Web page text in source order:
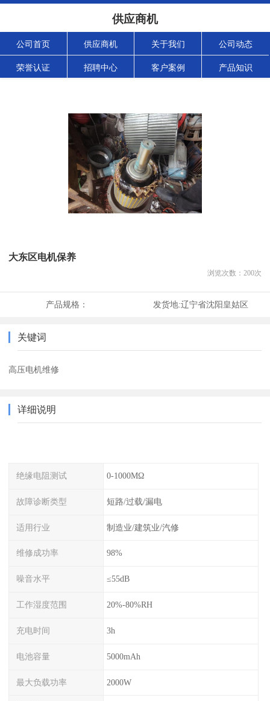
供应商机
公司首页 供应商机 关于我们 公司动态
荣誉认证 招聘中心 客户案例 产品知识
大东区电机保养
浏览次数： 200次
产品规格： 发货地:辽宁省沈阳皇姑区
关键词
高压电机维修
详细说明
绝缘电阻测试 0-1000MΩ
故障诊断类型 短路/过载/漏电
适用行业 制造业/建筑业/汽修
维修成功率 98%
噪音水平 ≤55dB
工作湿度范围 20%-80%RH
充电时间 3h
电池容量 5000mAh
最大负载功率 2000W